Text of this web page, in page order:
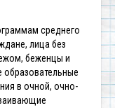
среднего
лица без
беженцы и
в очной, очно-